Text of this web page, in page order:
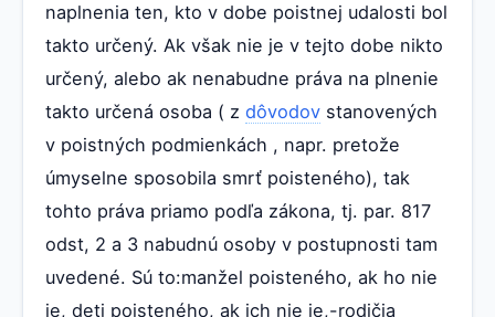
naplnenia ten, kto v dobe poistnej udalosti bol
takto určený. Ak však nie je v tejto dobe nikto
určený, alebo ak nenabudne práva na plnenie
takto určená osoba ( z dôvodov stanovených
v poistných podmienkách , napr. pretože
úmyselne sposobila smrť poisteného), tak
tohto práva priamo podľa zákona, tj. par. 817
odst, 2 a 3 nabudnú osoby v postupnosti tam
uvedené. Sú to:manžel poisteného, ak ho nie
je, deti poisteného, ak ich nie je,-rodičia